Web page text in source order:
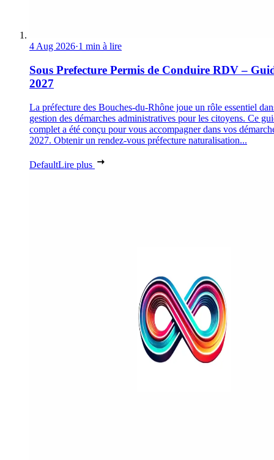
4 Aug 2026·1 min à lire
Sous Prefecture Permis de Conduire RDV –
2027
La préfecture des Bouches-du-Rhône joue un rôle essentiel
gestion des démarches administratives pour les citoyens. Ce
complet a été conçu pour vous accompagner dans vos
2027. Obtenir un rendez-vous préfecture naturalisation...
DefaultLire plus